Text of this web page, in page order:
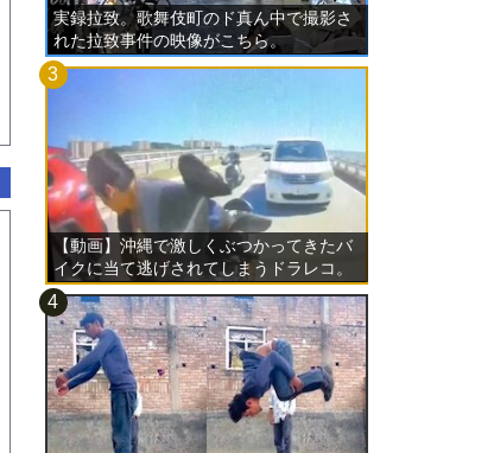
実録拉致。歌舞伎町のド真ん中で撮影さ
れた拉致事件の映像がこちら。
【動画】沖縄で激しくぶつかってきたバ
イクに当て逃げされてしまうドラレコ。